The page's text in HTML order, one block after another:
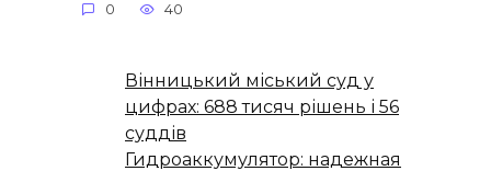
0 40
Вінницький міський суд у
цифрах: 688 тисяч рішень і 56
суддів
Гидроаккумулятор: надежная